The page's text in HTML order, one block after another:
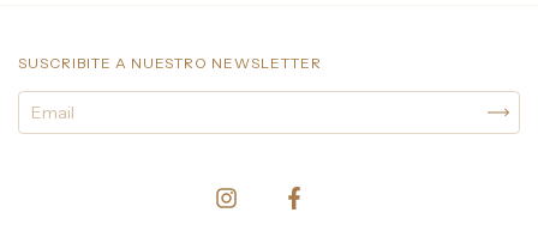
SUSCRIBITE A NUESTRO NEWSLETTER